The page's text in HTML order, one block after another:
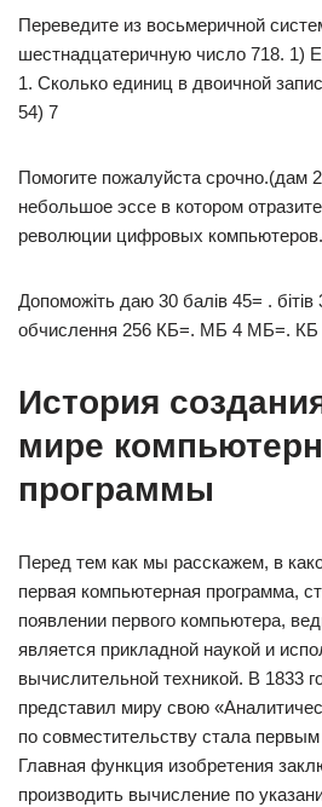
Переведите из восьмеричной
шестнадцатеричную число 718. 1)
1. Сколько единиц в двоичной
54) 7​
Помогите пожалуйста срочно.(дам
небольшое эссе в котором
революции цифровых компьютеров.
Допоможіть даю 30 балів 45= .
обчислення 256 КБ=. МБ 4 МБ=. КБ
История
мире
программы
Перед тем как мы расскажем, в
первая компьютерная программа,
появлении первого компьютера,
является прикладной наукой и
вычислительной техникой. В 1833
представил миру свою
по совместительству стала
Главная функция изобретения
производить вычисление по